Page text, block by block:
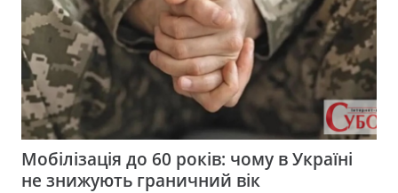
Мобілізація до 60 років: чому в Україні
не знижують граничний вік